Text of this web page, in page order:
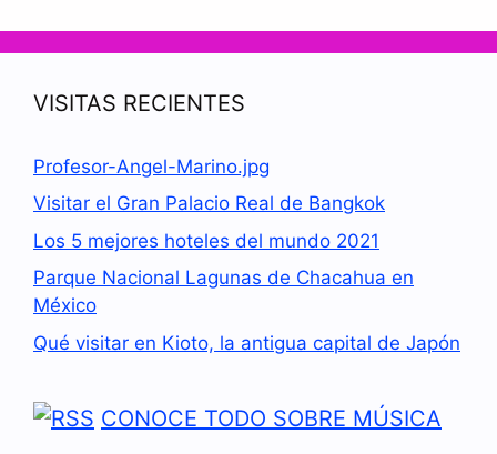
VISITAS RECIENTES
Profesor-Angel-Marino.jpg
Visitar el Gran Palacio Real de Bangkok
Los 5 mejores hoteles del mundo 2021
Parque Nacional Lagunas de Chacahua en
México
Qué visitar en Kioto, la antigua capital de Japón
CONOCE TODO SOBRE MÚSICA